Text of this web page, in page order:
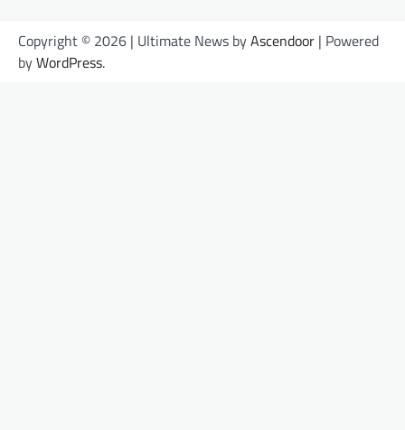
Copyright © 2026 | Ultimate News byAscendoor | Powered
byWordPress.